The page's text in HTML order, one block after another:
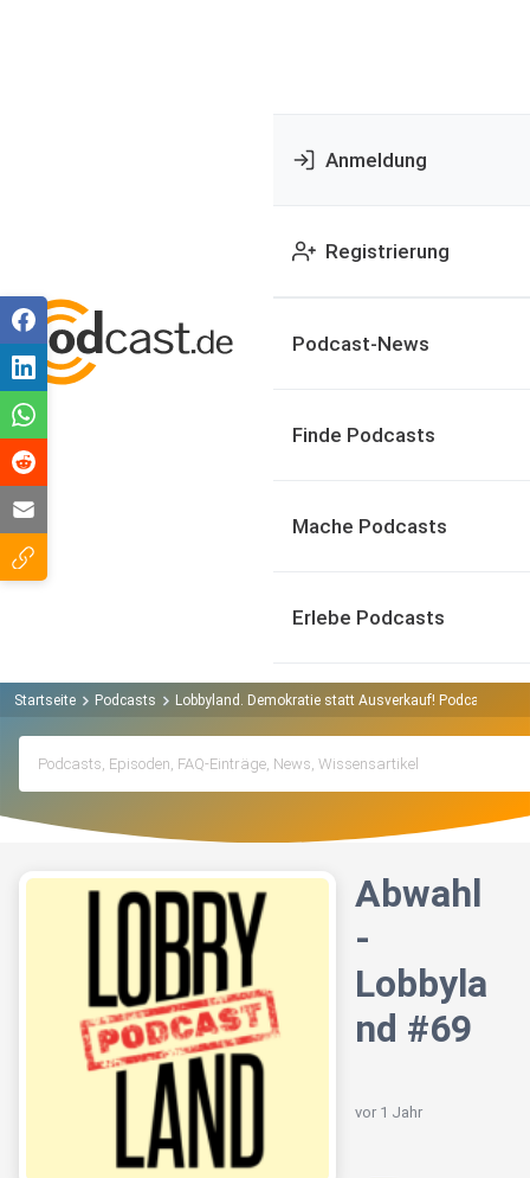
Anmeldung
Registrierung
Podcast-News
Finde Podcasts
Mache Podcasts
Erlebe Podcasts
Startseite Podcasts Lobbyland. Demokratie statt Ausverkauf! Podcast
Abwahl
-
Lobbyla
nd #69
vor 1 Jahr